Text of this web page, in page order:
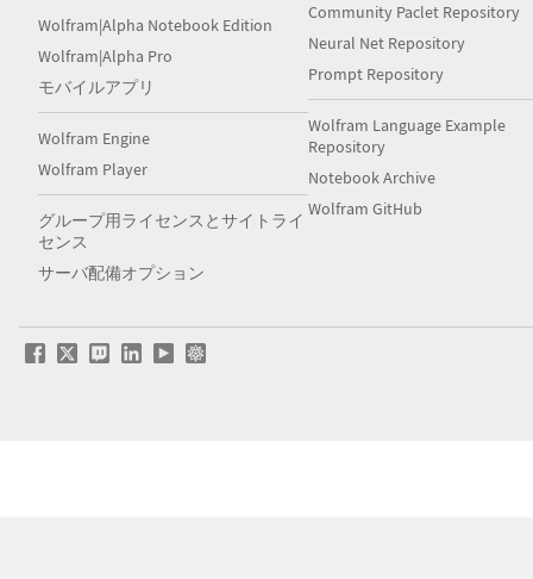
Wolfram|Alpha Notebook Edition
Wolfram|Alpha Pro
モバイルアプリ
Wolfram Engine
Wolfram Player
グループ用ライセンスとサイトライ
センス
サーバ配備オプション
Community Paclet Repository
Neural Net Repository
Prompt Repository
Wolfram Language Example
Repository
Notebook Archive
Wolfram GitHub